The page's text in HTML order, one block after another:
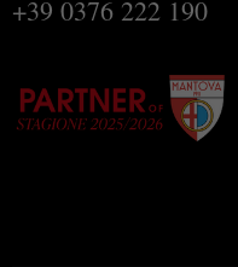
+39 0376 222 190